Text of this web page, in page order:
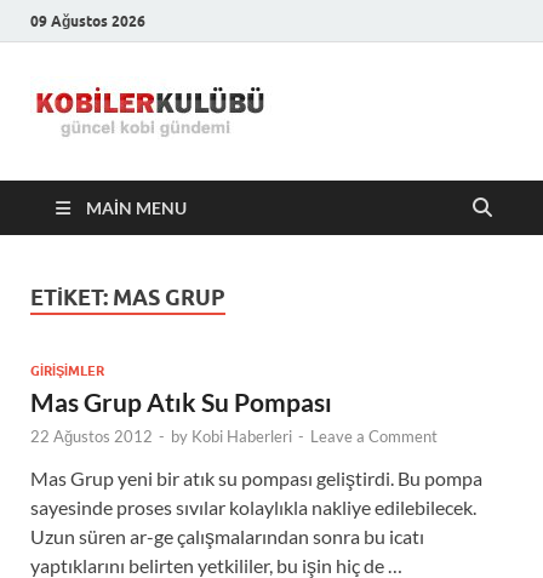
09 Ağustos 2026
Kulübü –
En Güncel
MAIN MENU
ETIKET: MAS GRUP
GIRIŞIMLER
Mas Grup Atık Su Pompası
22 Ağustos 2012 - by Kobi Haberleri - Leave a Comment
Mas Grup yeni bir atık su pompası geliştirdi. Bu pompa
sayesinde proses sıvılar kolaylıkla nakliye edilebilecek.
Uzun süren ar-ge çalışmalarından sonra bu icatı
yaptıklarını belirten yetkililer, bu işin hiç de …